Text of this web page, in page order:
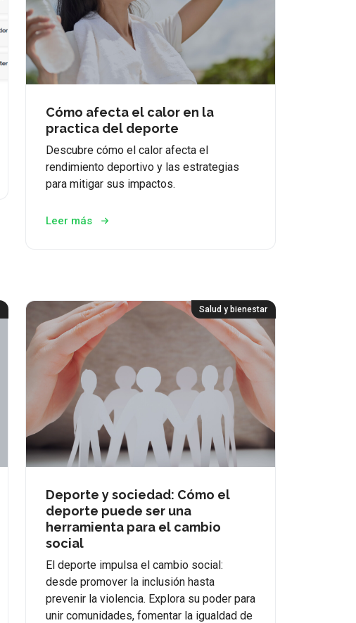
Cómo afecta el calor en la
practica del deporte
Descubre cómo el calor afecta el
rendimiento deportivo y las estrategias
para mitigar sus impactos.
Leer más
Salud y bienestar
Deporte y sociedad: Cómo el
deporte puede ser una
herramienta para el cambio
social
El deporte impulsa el cambio social:
desde promover la inclusión hasta
prevenir la violencia. Explora su poder para
unir comunidades, fomentar la igualdad de